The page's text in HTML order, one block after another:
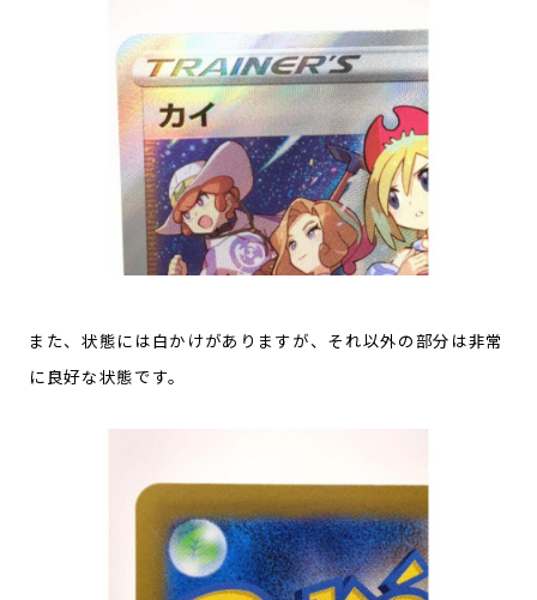
また、状態には白かけがありますが、それ以外の部分は非常
に良好な状態です。